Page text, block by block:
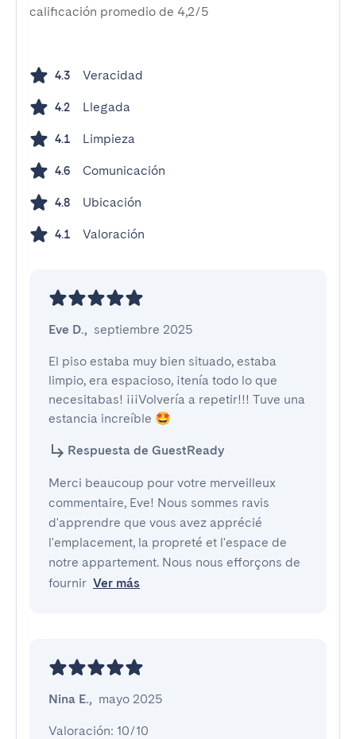
calificación promedio de 4,2/5
4.3 Veracidad
4.2 Llegada
4.1 Limpieza
4.6 Comunicación
4.8 Ubicación
4.1 Valoración
Eve D., septiembre 2025
El piso estaba muy bien situado, estaba
limpio, era espacioso, ¡tenía todo lo que
necesitabas! ¡¡¡Volvería a repetir!!! Tuve una
estancia increíble 🤩
Respuesta de GuestReady
Merci beaucoup pour votre merveilleux
commentaire, Eve! Nous sommes ravis
d'apprendre que vous avez apprécié
l'emplacement, la propreté et l'espace de
notre appartement. Nous nous efforçons de
fournir Ver más
Nina E., mayo 2025
Valoración: 10/10